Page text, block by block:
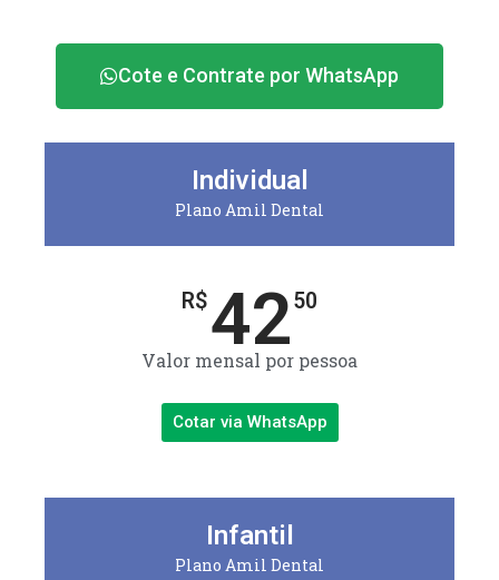
Cote e Contrate por WhatsApp
Individual
Plano Amil Dental
R$4250
Valor mensal por pessoa
Cotar via WhatsApp
Infantil
Plano Amil Dental